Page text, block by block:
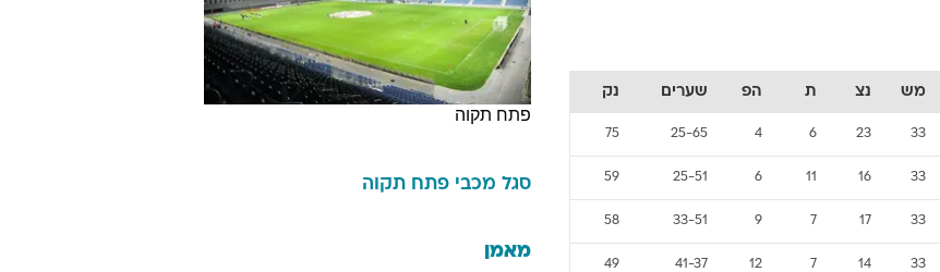
מש נצ ת הפ שערים נק
33
23
6
4
25-65
75
33
16
11
6
25-51
59
33
17
7
9
33-51
58
33
14
7
12
41-37
49
פתח תקוה
סגל מכבי פתח תקוה
מאמן